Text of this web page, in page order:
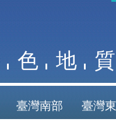
色 地 質
臺灣南部 臺灣